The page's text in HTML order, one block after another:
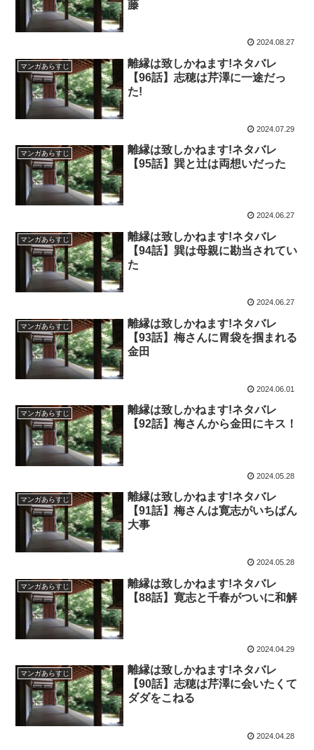
藤
2024.08.27
マンガあらすじ
離縁は致しかねます!ネタバレ
【96話】志穂は芹澤に一途だっ
た!
2024.07.29
マンガあらすじ
離縁は致しかねます!ネタバレ
【95話】巽と辻は両想いだった
2024.06.27
マンガあらすじ
離縁は致しかねます!ネタバレ
【94話】巽は母親に勘当されてい
た
2024.06.27
マンガあらすじ
離縁は致しかねます!ネタバレ
【93話】梅さんに胃袋を掴まれる
金田
2024.06.01
マンガあらすじ
離縁は致しかねます!ネタバレ
【92話】梅さんから金田にキス！
2024.05.28
マンガあらすじ
離縁は致しかねます!ネタバレ
【91話】梅さんは寛志がいちばん
大事
2024.05.28
マンガあらすじ
離縁は致しかねます!ネタバレ
【88話】寛志と千春がついに和解
2024.04.29
マンガあらすじ
離縁は致しかねます!ネタバレ
【90話】志穂は芹澤に会いたくて
ダダをこねる
2024.04.28